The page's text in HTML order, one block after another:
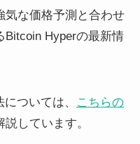
気な価格予測と合わせ
Bitcoin Hyperの最新情
ついては、
こちらの
しています。